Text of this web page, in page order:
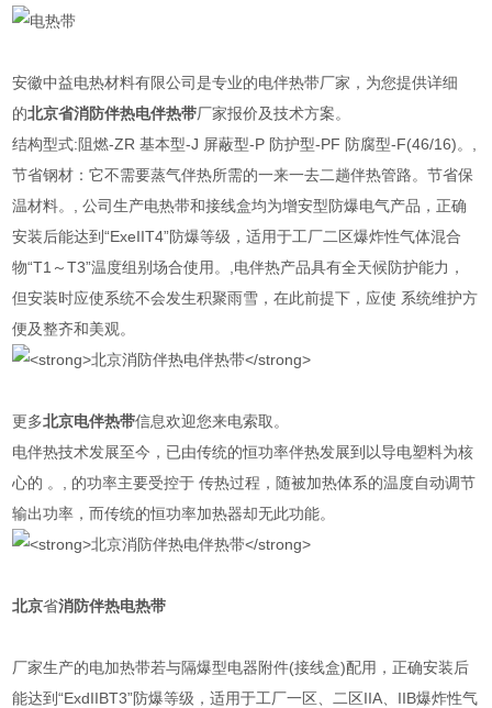
安徽中益电热材料有限公司是专业的电伴热带厂家，为您提供详细
的北京省消防伴热电伴热带厂家报价及技术方案。
结构型式:阻燃-ZR 基本型-J 屏蔽型-P 防护型-PF 防腐型-F(46/16)。,
节省钢材：它不需要蒸气伴热所需的一来一去二趟伴热管路。节省保
温材料。, 公司生产电热带和接线盒均为增安型防爆电气产品，正确
安装后能达到“ExeIIT4”防爆等级，适用于工厂二区爆炸性气体混合
物“T1～T3”温度组别场合使用。,电伴热产品具有全天候防护能力，
但安装时应使系统不会发生积聚雨雪，在此前提下，应使 系统维护方
便及整齐和美观。
更多北京电伴热带信息欢迎您来电索取。
电伴热技术发展至今，已由传统的恒功率伴热发展到以导电塑料为核
心的 。, 的功率主要受控于 传热过程，随被加热体系的温度自动调节
输出功率，而传统的恒功率加热器却无此功能。
北京省消防伴热电热带
厂家生产的电加热带若与隔爆型电器附件(接线盒)配用，正确安装后
能达到“ExdIIBT3”防爆等级，适用于工厂一区、二区IIA、IIB爆炸性气